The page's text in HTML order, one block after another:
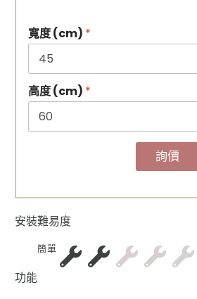
寬度 (cm) *
高度 (cm) *
詢價
安裝難易度
簡單
功能